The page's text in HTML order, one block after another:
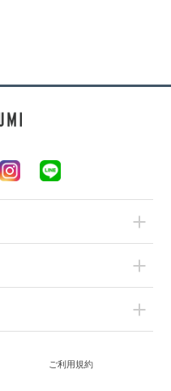
ご利用規約